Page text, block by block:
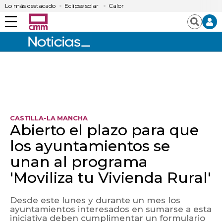
Lo más destacado Eclipse solar Calor
Menú Buscar
CASTILLA-LA MANCHA
Abierto el plazo para que
los ayuntamientos se
unan al programa
'Moviliza tu Vivienda Rural'
Desde este lunes y durante un mes los
ayuntamientos interesados en sumarse a esta
iniciativa deben cumplimentar un formulario